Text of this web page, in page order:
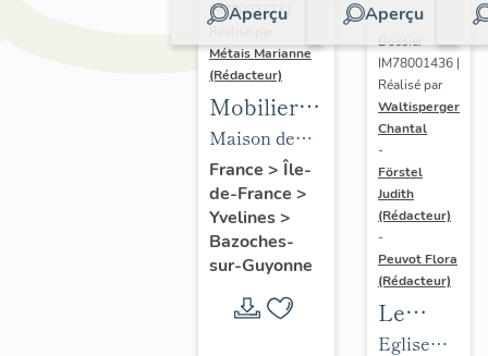
Aperçu
IM78002723 |
Métais Marianne
(Rédacteur)
Mobilier
de la
maison
Louis
Carré
Maison de
villégiature
dite maison
Louis Carré
France > Île-
de-France >
Yvelines>
Bazoches-
sur-Guyonne
Aperçu
Dossier
IM78001436 |
Réalisé par
Waltisperger
Chantal
-
Förstel
Judith
(Rédacteur)
-
Peuvot Flora
(Rédacteur)
Le
mobilier
Eglise